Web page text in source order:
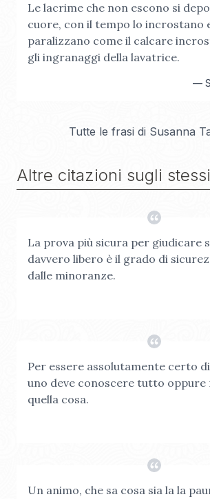
Le lacrime che non escono si
cuore, con il tempo lo incrostano
paralizzano come il calcare
gli ingranaggi della lavatrice.
—
Tutte le frasi di Susanna
Altre citazioni sugli
La prova più sicura per giudicare
davvero libero è il grado di
dalle minoranze.
Per essere assolutamente certo
uno deve conoscere tutto oppure
quella cosa.
Un animo, che sa cosa sia la la